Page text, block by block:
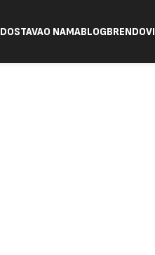
DOSTAVAO NAMABLOGBRENDOVI